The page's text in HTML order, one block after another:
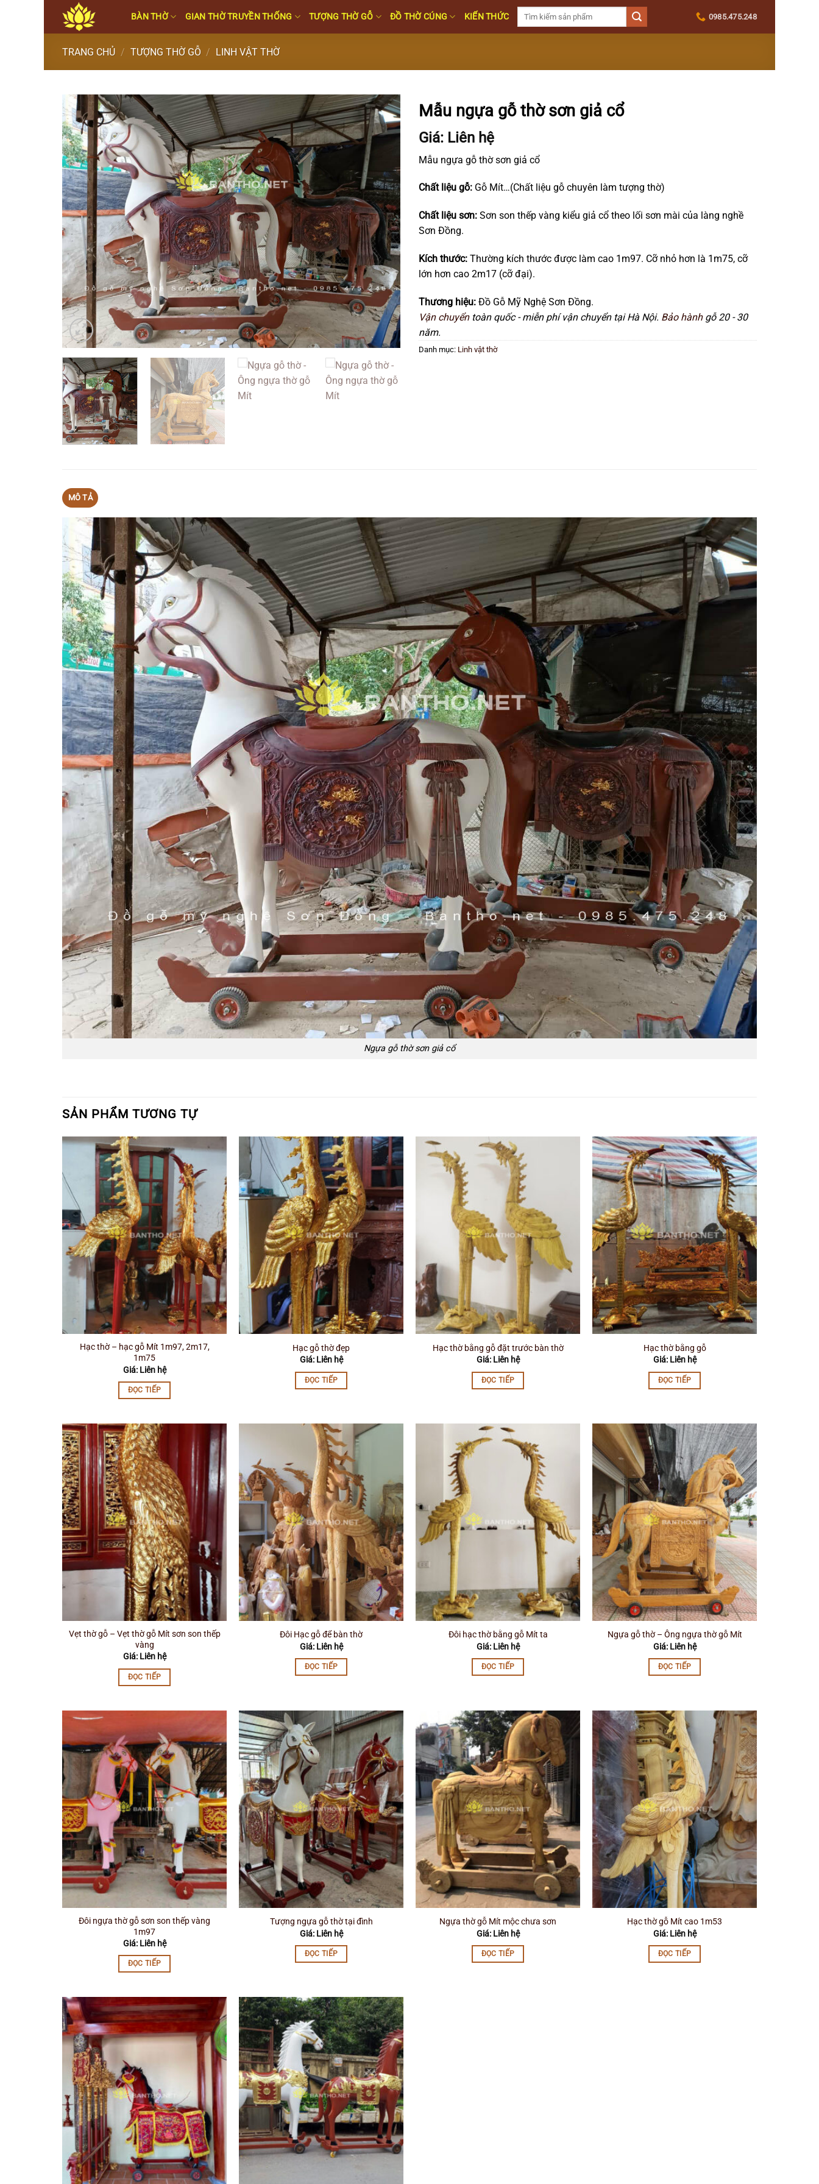
content
BÀN THỜ GIAN THỜ TRUYỀN THỐNG TƯỢNG THỜ GỖ ĐỒ THỜ CÚNG KIẾN THỨC
Tìm
0985.475.248
TRANG CHỦ / TƯỢNG THỜ GỖ / LINH VẬT THỜ
Mẫu ngựa gỗ thờ sơn giả cổ
Giá: Liên hệ
Mẫu ngựa gỗ thờ sơn giả cổ
Chất liệu gỗ: Gỗ Mít…(Chất liệu gỗ chuyên làm tượng thờ)
Chất liệu sơn: Sơn son thếp vàng kiểu giả cổ theo lối sơn mài của làng nghề
Sơn Đồng.
Kích thước: Thường kích thước được làm cao 1m97. Cỡ nhỏ hơn là 1m75, cỡ
lớn hơn cao 2m17 (cỡ đại).
Thương hiệu: Đồ Gỗ Mỹ Nghệ Sơn Đồng.
Vận chuyểntoàn quốc - miễn phí vận chuyển tại Hà Nội. Bảo hànhgỗ 20 - 30
năm.
Danh mục: Linh vật thờ
MÔ TẢ
Ngựa gỗ thờ sơn giả cổ
SẢN PHẨM TƯƠNG TỰ
Hạc thờ – hạc gỗ Mít 1m97, 2m17,
1m75
Giá: Liên hệ
ĐỌC TIẾP
Hạc gỗ thờ đẹp
Giá: Liên hệ
ĐỌC TIẾP
Hạc thờ bằng gỗ đặt trước bàn thờ
Giá: Liên hệ
ĐỌC TIẾP
Hạc thờ bằng gỗ
Giá: Liên hệ
ĐỌC TIẾP
Vẹt thờ gỗ – Vẹt thờ gỗ Mít sơn son thếp
vàng
Giá: Liên hệ
ĐỌC TIẾP
Đôi Hạc gỗ để bàn thờ
Giá: Liên hệ
ĐỌC TIẾP
Đôi hạc thờ bằng gỗ Mít ta
Giá: Liên hệ
ĐỌC TIẾP
Ngựa gỗ thờ – Ông ngựa thờ gỗ Mít
Giá: Liên hệ
ĐỌC TIẾP
Đôi ngựa thờ gỗ sơn son thếp vàng
1m97
Giá: Liên hệ
ĐỌC TIẾP
Tượng ngựa gỗ thờ tại đình
Giá: Liên hệ
ĐỌC TIẾP
Ngựa thờ gỗ Mít mộc chưa sơn
Giá: Liên hệ
ĐỌC TIẾP
Hạc thờ gỗ Mít cao 1m53
Giá: Liên hệ
ĐỌC TIẾP